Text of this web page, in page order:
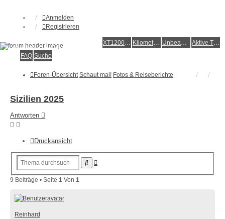
Anmelden
Registrieren
XT1200Z-Wiki Kilometerstatistik Unbeantwortete Themen Aktive Themen
Alles rund um die Yamaha XT1200Z Super Ténéré
FAQ Suche
Foren-Übersicht Schaut mal! Fotos & Reiseberichte
Sizilien 2025
Antworten
Druckansicht
Suche
9 Beiträge • Seite 1 Von 1
Reinhard